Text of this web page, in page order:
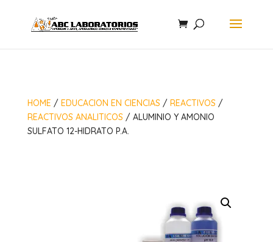
HOME / EDUCACION EN CIENCIAS/ REACTIVOS/
REACTIVOS ANALITICOS/ ALUMINIO Y AMONIO
SULFATO 12-HIDRATO P.A.